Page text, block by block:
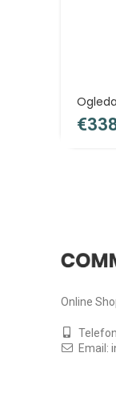
€
Online
Email: